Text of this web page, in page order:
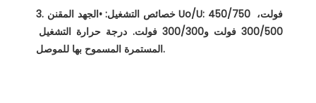
3. خصائص التشغيل: •الجهد المقنن Uo/U: 450/750 فولت،